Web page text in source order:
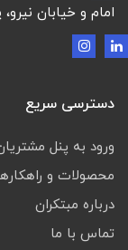
امام و خیابان نیرو، پلاک 154، طبقه
دسترسی سریع
ورود به پنل
محصولات و
درباره مبتکران
تماس با ما